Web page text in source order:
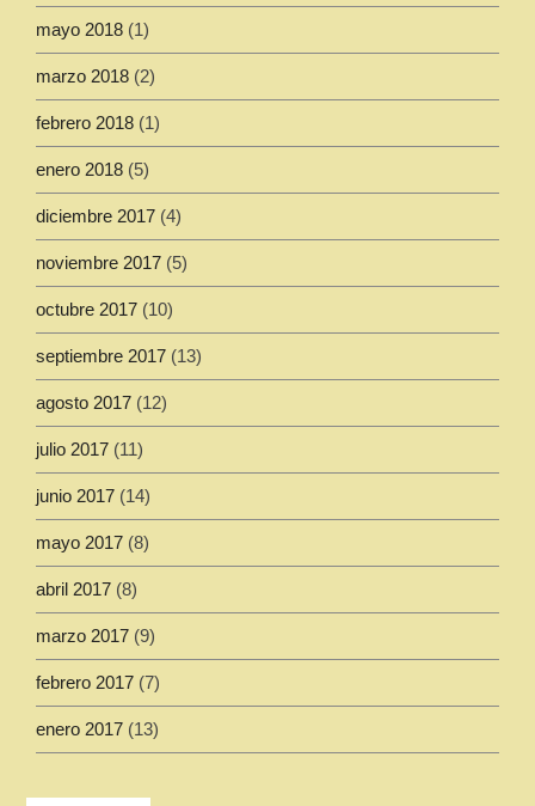
mayo 2018 (1)
marzo 2018 (2)
febrero 2018 (1)
enero 2018 (5)
diciembre 2017 (4)
noviembre 2017 (5)
octubre 2017 (10)
septiembre 2017 (13)
agosto 2017 (12)
julio 2017 (11)
junio 2017 (14)
mayo 2017 (8)
abril 2017 (8)
marzo 2017 (9)
febrero 2017 (7)
enero 2017 (13)